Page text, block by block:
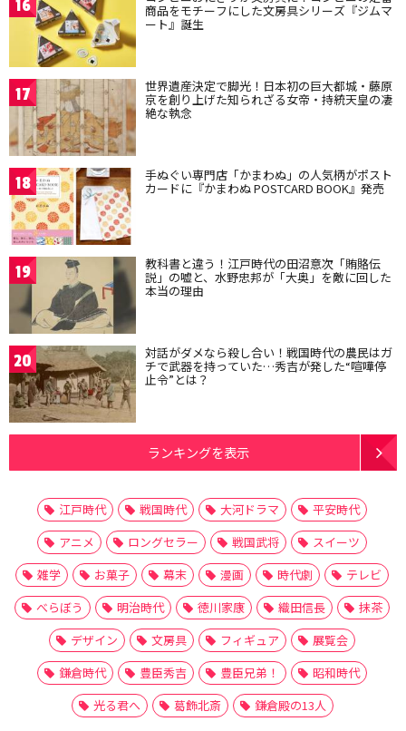
16 商品をモチーフにした文房具シリーズ『ジムマ
ート』誕生
17 世界遺産決定で脚光！日本初の巨大都城・藤原
京を創り上げた知られざる女帝・持統天皇の凄
絶な執念
18 手ぬぐい専門店「かまわぬ」の人気柄がポスト
カードに『かまわぬ POSTCARD BOOK』発売
19 教科書と違う！江戸時代の田沼意次「賄賂伝
説」の嘘と、水野忠邦が「大奥」を敵に回した
本当の理由
20 対話がダメなら殺し合い！戦国時代の農民はガ
チで武器を持っていた…秀吉が発した“喧嘩停
止令”とは？
ランキングを表示
江戸時代 戦国時代 大河ドラマ
平安時代
アニメ
ロングセラー 戦国武将
スイーツ
雑学
お菓子 幕末 漫画 時代劇
テレビ
べらぼう
明治時代 徳川家康 織田信長
抹茶
デザイン
文房具 フィギュア
展覧会
鎌倉時代
豊臣秀吉 豊臣兄弟！
昭和時代
光る君へ
葛飾北斎 鎌倉殿の13人